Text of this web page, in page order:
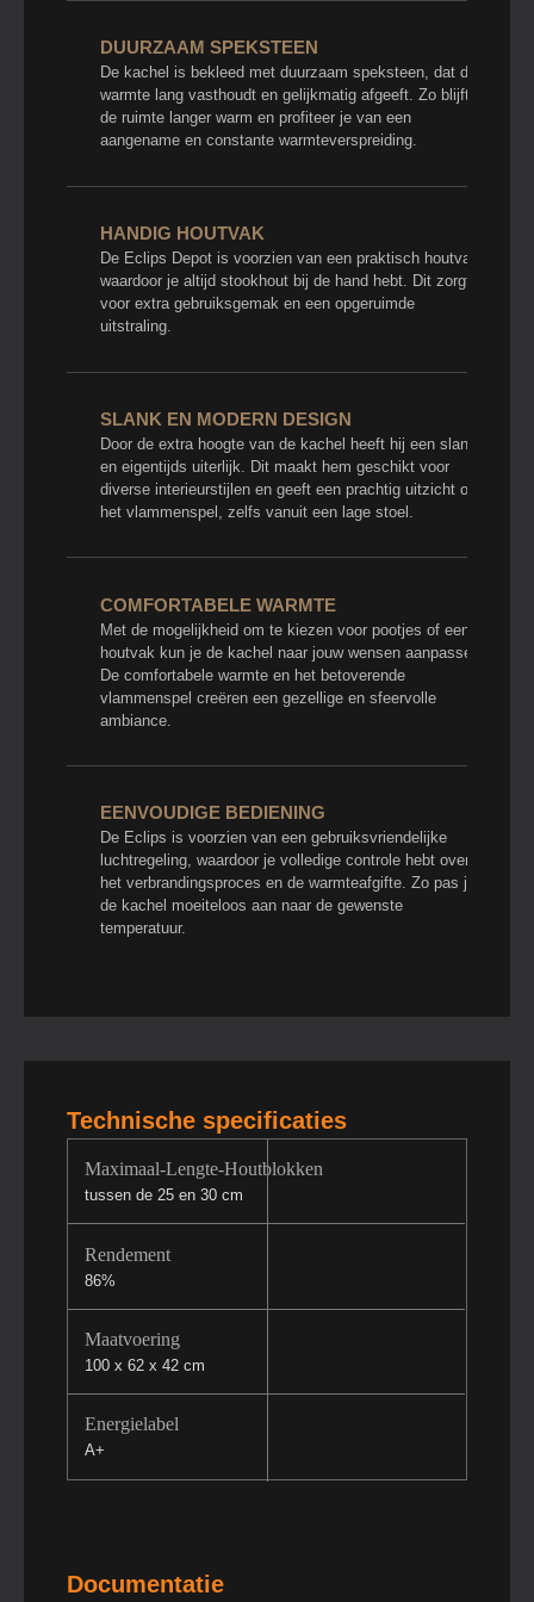
DUURZAAM SPEKSTEEN
De kachel is bekleed met duurzaam speksteen, dat de
warmte lang vasthoudt en gelijkmatig afgeeft. Zo blijft
de ruimte langer warm en profiteer je van een
aangename en constante warmteverspreiding.
HANDIG HOUTVAK
De Eclips Depot is voorzien van een praktisch houtvak,
waardoor je altijd stookhout bij de hand hebt. Dit zorgt
voor extra gebruiksgemak en een opgeruimde
uitstraling.
SLANK EN MODERN DESIGN
Door de extra hoogte van de kachel heeft hij een slank
en eigentijds uiterlijk. Dit maakt hem geschikt voor
diverse interieurstijlen en geeft een prachtig uitzicht op
het vlammenspel, zelfs vanuit een lage stoel.
COMFORTABELE WARMTE
Met de mogelijkheid om te kiezen voor pootjes of een
houtvak kun je de kachel naar jouw wensen aanpassen.
De comfortabele warmte en het betoverende
vlammenspel creëren een gezellige en sfeervolle
ambiance.
EENVOUDIGE BEDIENING
De Eclips is voorzien van een gebruiksvriendelijke
luchtregeling, waardoor je volledige controle hebt over
het verbrandingsproces en de warmteafgifte. Zo pas je
de kachel moeiteloos aan naar de gewenste
temperatuur.
Technische specificaties
Maximaal-Lengte-Houtblokken
tussen de 25 en 30 cm
Rendement
86%
Maatvoering
100 x 62 x 42 cm
Energielabel
A+
Documentatie